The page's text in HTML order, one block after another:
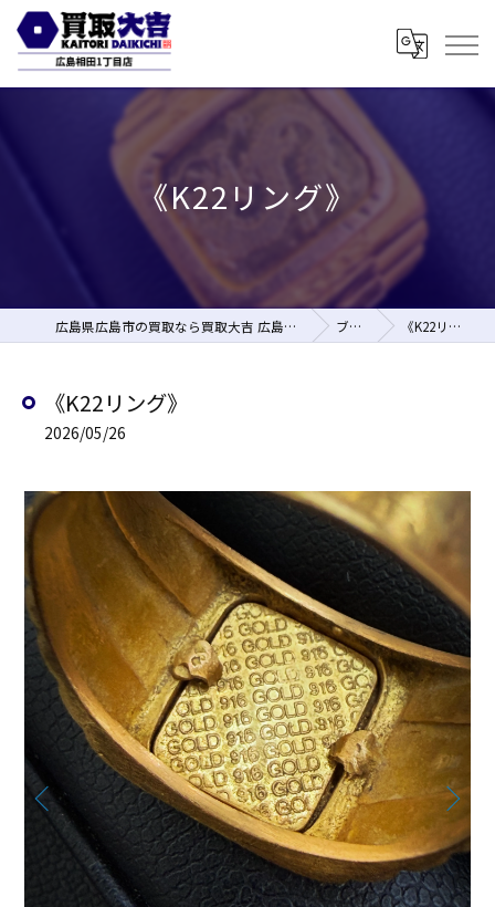
《K22リング》
広島県広島市の買取なら買取大吉 広島相田1丁目店 ブログ 《K22リング》
《K22リング》
2026/05/26